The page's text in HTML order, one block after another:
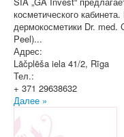
косметического
дермокосметики Dr. med.
Peel)...
Адрес:
Lāčplēša iela 41/2, Rīga
Тел.:
+ 371 29638632
Далее »